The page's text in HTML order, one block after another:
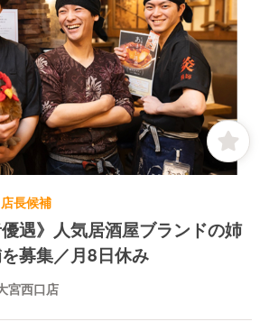
長候補
優遇》人気居酒屋ブランドの姉
募集／月8日休み
宮西口店